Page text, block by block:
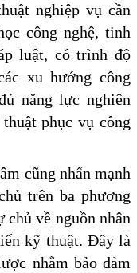
nghiệp vụ cần
công nghệ, tinh
luật, có trình độ
xu hướng công
năng lực nghiên
phục vụ công
cũng nhấn mạnh
trên ba phương
chủ về nguồn nhân
kỹ thuật. Đây là
nhằm bảo đảm